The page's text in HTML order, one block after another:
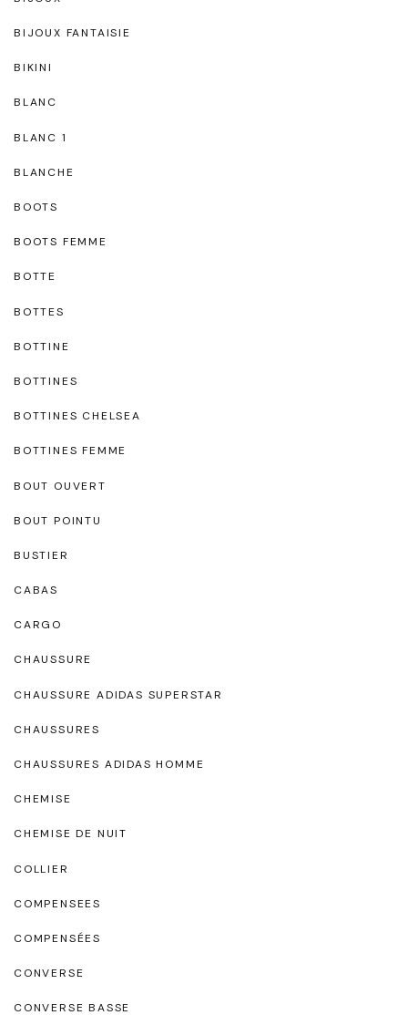
BIJOUX FANTAISIE
BIKINI
BLANC
BLANC 1
BLANCHE
BOOTS
BOOTS FEMME
BOTTE
BOTTES
BOTTINE
BOTTINES
BOTTINES CHELSEA
BOTTINES FEMME
BOUT OUVERT
BOUT POINTU
BUSTIER
CABAS
CARGO
CHAUSSURE
CHAUSSURE ADIDAS SUPERSTAR
CHAUSSURES
CHAUSSURES ADIDAS HOMME
CHEMISE
CHEMISE DE NUIT
COLLIER
COMPENSEES
COMPENSÉES
CONVERSE
CONVERSE BASSE